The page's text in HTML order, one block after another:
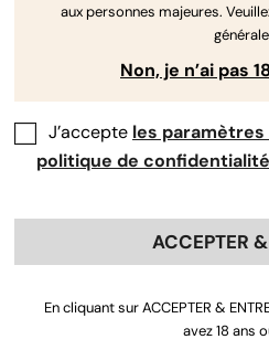
aux personnes majeures.
Non, je n’ai pas
J’accepte les
politique de confidentialité
ACCEPTER
En cliquant sur ACCEPTER &
avez 18 ans